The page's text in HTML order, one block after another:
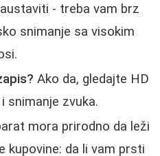
- treba vam brz
snimanje sa visokim
Ako da, gledajte HD
snimanje zvuka.
mora prirodno da leži
kupovine: da li vam prsti